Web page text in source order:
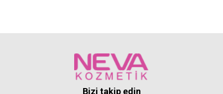
Bizi takip edin